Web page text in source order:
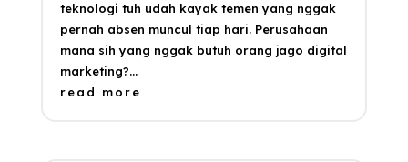
teknologi tuh udah kayak temen yang nggak
pernah absen muncul tiap hari. Perusahaan
mana sih yang nggak butuh orang jago digital
marketing?...
read more